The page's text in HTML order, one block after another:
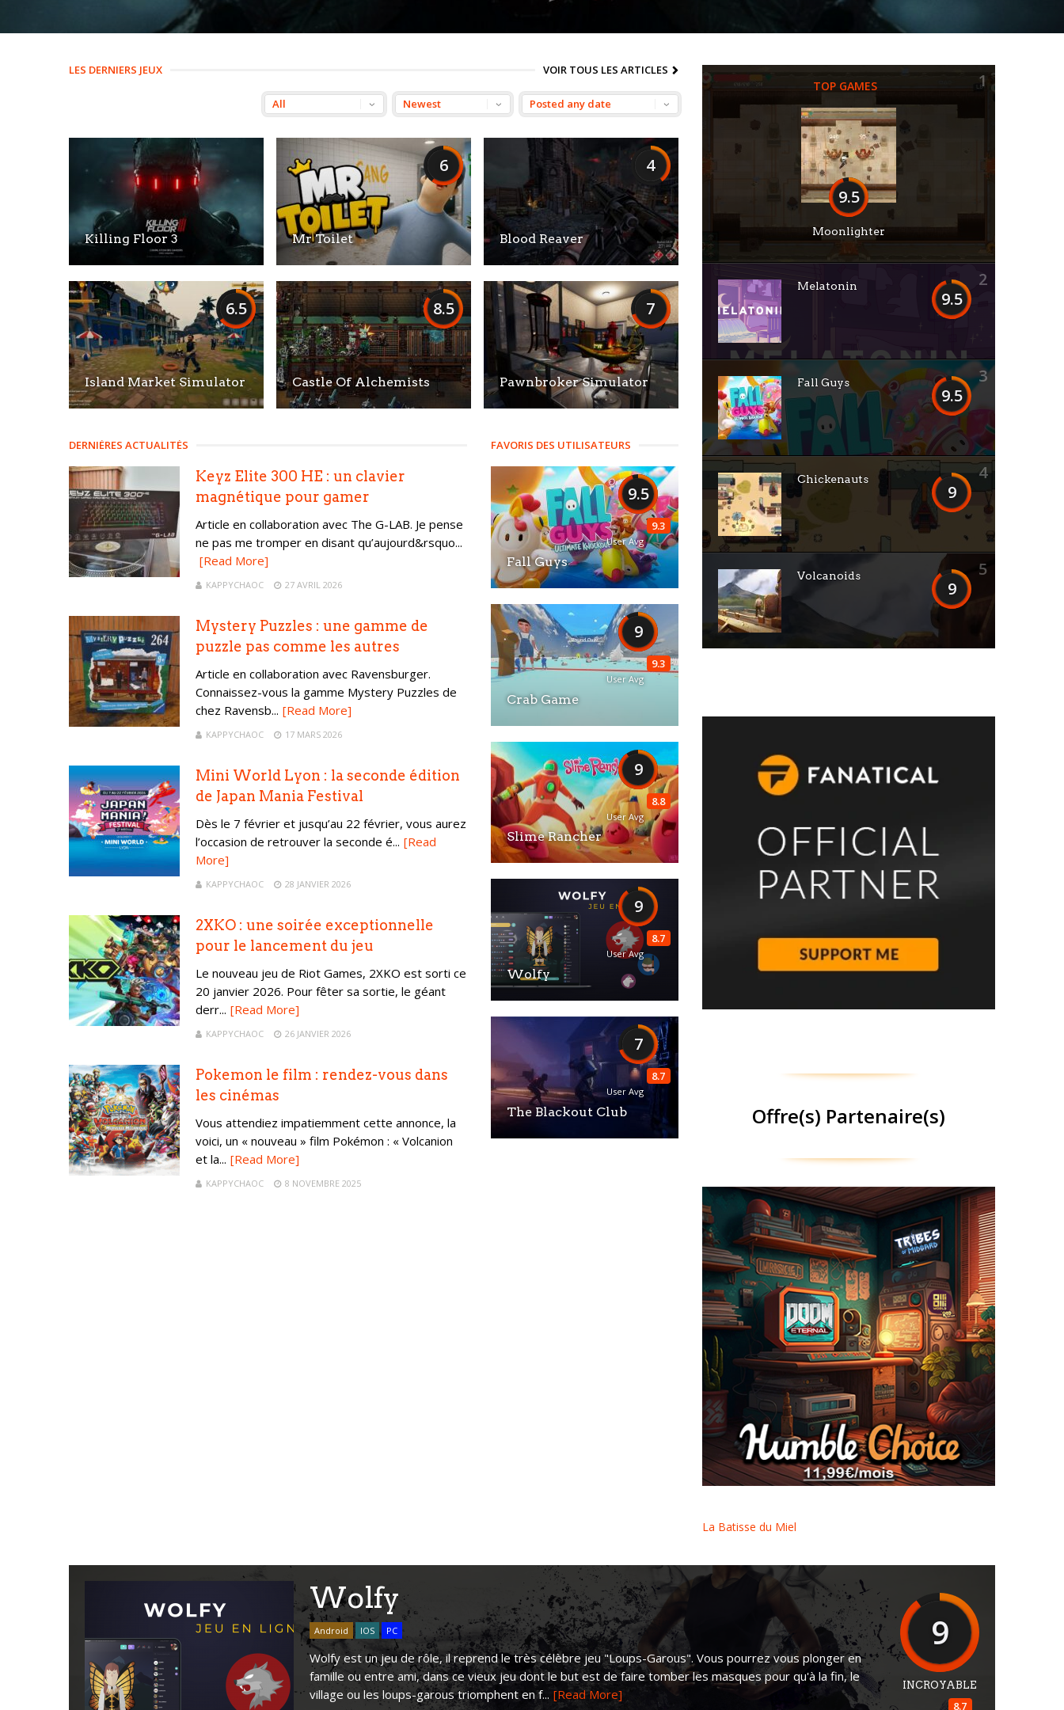
LES DERNIERS JEUX VOIR TOUS LES ARTICLES
Killing Floor 3
6
Mr Toilet
4
Blood Reaver
6.5
Island Market Simulator
8.5
Castle Of Alchemists
7
Pawnbroker Simulator
DERNIÈRES ACTUALITÉS
Keyz Elite 300 HE : un clavier
magnétique pour gamer
Article en collaboration avec The G-LAB. Je pense
ne pas me tromper en disant qu’aujourd&rsquo...
[Read More]
KAPPYCHAOC 27 AVRIL 2026
Mystery Puzzles : une gamme de
puzzle pas comme les autres
Article en collaboration avec Ravensburger.
Connaissez-vous la gamme Mystery Puzzles de
chez Ravensb... [Read More]
KAPPYCHAOC 17 MARS 2026
Mini World Lyon : la seconde édition
de Japan Mania Festival
Dès le 7 février et jusqu’au 22 février, vous aurez
l’occasion de retrouver la seconde é... [Read
More]
KAPPYCHAOC 28 JANVIER 2026
2XKO : une soirée exceptionnelle
pour le lancement du jeu
Le nouveau jeu de Riot Games, 2XKO est sorti ce
20 janvier 2026. Pour fêter sa sortie, le géant
derr... [Read More]
KAPPYCHAOC 26 JANVIER 2026
Pokemon le film : rendez-vous dans
les cinémas
Vous attendiez impatiemment cette annonce, la
voici, un « nouveau » film Pokémon : « Volcanion
et la... [Read More]
KAPPYCHAOC 8 NOVEMBRE 2025
FAVORIS DES UTILISATEURS
9.5
9.3
User Avg
Fall Guys
9
9.3
User Avg
Crab Game
9
8.8
User Avg
Slime Rancher
9
8.7
User Avg
Wolfy
7
8.7
User Avg
The Blackout Club
TOP GAMES 1
9.5
Moonlighter
2
9.5
Melatonin
3
9.5
Fall Guys
4
9
Chickenauts
5
9
Volcanoids
Offre(s) Partenaire(s)
Humble Choice
Désormais
@humble
propose
#HumbleChoice
à la
place du
#HumbleMonthly
. Le principe ? Choisissez
votre offre, sélectionnez le ou les jeux que vous
souhaitez garder définitivement !
Profitez de cette offre
en cliquant ici
, ou via le
bouton ci-dessous. #Publicité #Partner
Humble Choice janvier 2023
La Batisse du Miel
9
INCROYABLE
8.7
Wolfy
Android IOS PC
Wolfy est un jeu de rôle, il reprend le très célèbre jeu "Loups-Garous". Vous pourrez vous plonger en
famille ou entre ami, dans ce vieux jeu dont le but est de faire tomber les masques pour qu'à la fin, le
village ou les loups-garous triomphent en f... [Read More]